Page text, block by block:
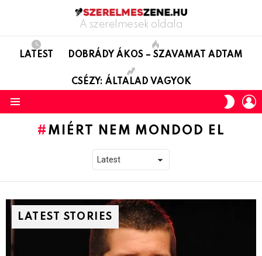
A szerelmesek oldala
LATEST DOBRÁDY ÁKOS – SZAVAMAT ADTAM
CSÉZY: ÁLTALAD VAGYOK
SKIN
MIÉRT NEM MONDOD EL
LATEST STORIES